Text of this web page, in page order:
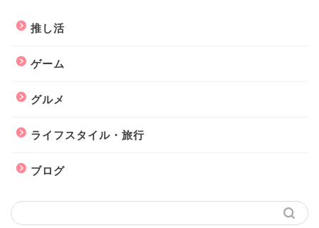
推し活
ゲーム
グルメ
ライフスタイル・旅行
ブログ